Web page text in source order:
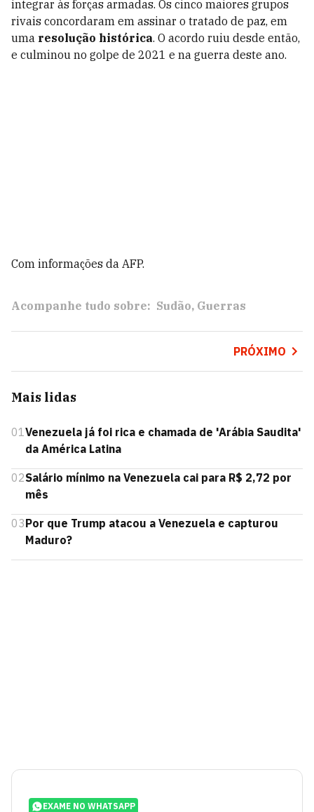
integrar às forças armadas. Os cinco maiores grupos
rivais concordaram em assinar o tratado de paz, em
uma resolução histórica. O acordo ruiu desde então,
e culminou no golpe de 2021 e na guerra deste ano.
Com informações da AFP.
Acompanhe tudo sobre: Sudão Guerras
PRÓXIMO
Mais lidas
01Venezuela já foi rica e chamada de 'Arábia Saudita'
da América Latina
02Salário mínimo na Venezuela cai para R$ 2,72 por
mês
03Por que Trump atacou a Venezuela e capturou
Maduro?
EXAME NO WHATSAPP